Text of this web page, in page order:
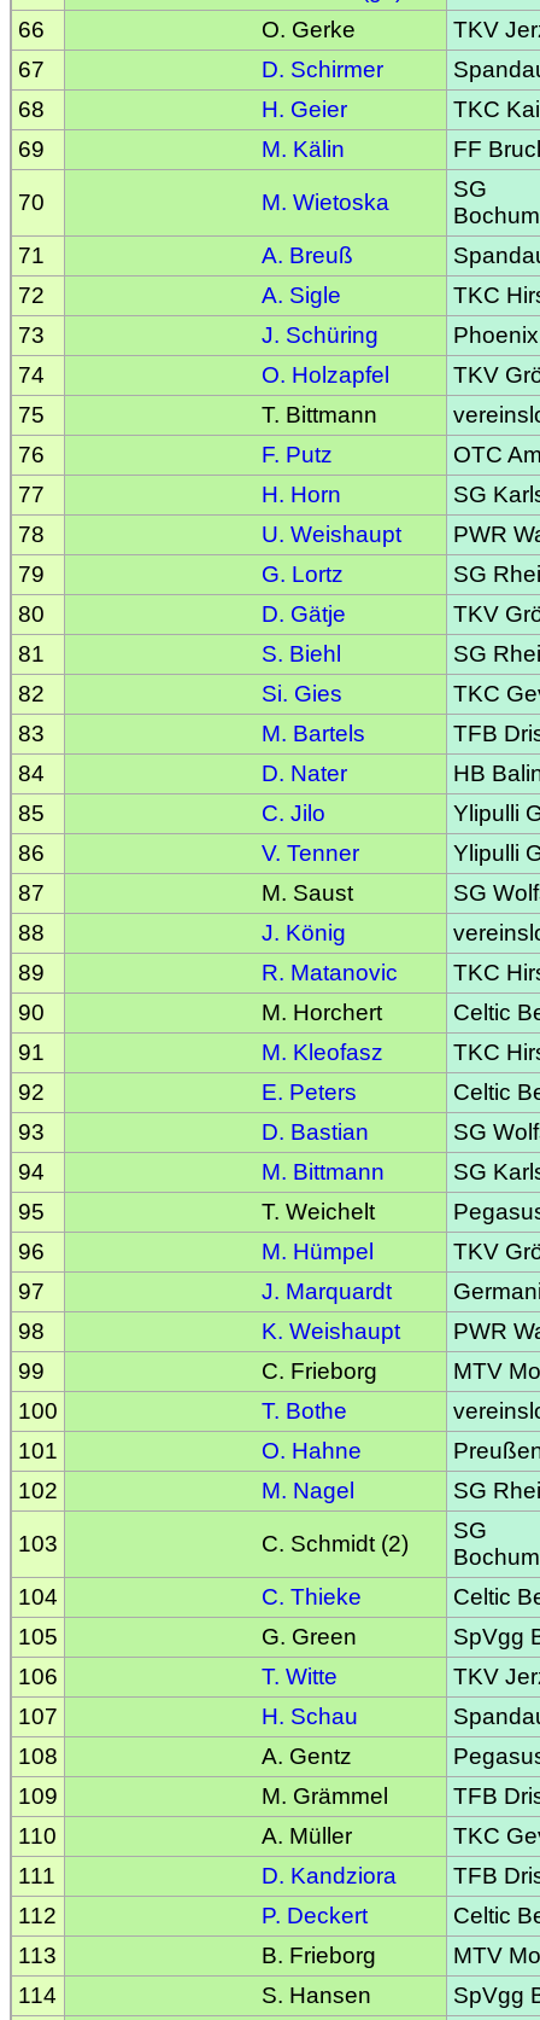
66
O. Gerke
TKV
67
D. Schirmer
68
H. Geier
TKC
69
M. Kälin FF
70 M. Wietoska
SG
71
A. Breuß
72
A. Sigle
TKC
73
J. Schüring
74
O. Holzapfel
TKV
75
T. Bittmann
76
F. Putz
OTC
77
H. Horn
SG
78
U. Weishaupt
PWR
79
G. Lortz
SG
80
D. Gätje
TKV
81
S. Biehl
SG
82
Si. Gies
TKC
83
M. Bartels
TFB
84
D. Nater
HB
85
C. Jilo
Ylipulli
86
V. Tenner
Ylipulli
87
M. Saust
SG
88
J. König
89
R. Matanovic
TKC
90
M. Horchert
Celtic
91
M. Kleofasz
TKC
92
E. Peters
Celtic
93
D. Bastian
SG
94
M. Bittmann
SG
95
T. Weichelt
96
M. Hümpel
TKV
97
J. Marquardt
98
K. Weishaupt
PWR
99
C. Frieborg
MTV
100
T. Bothe
101
O. Hahne
102
M. Nagel SG
103 C. Schmidt (2)
SG
104
C. Thieke
Celtic
105
G. Green
SpVgg
106
T. Witte
TKV
107
H. Schau
108
A. Gentz
109
M. Grämmel
TFB
110
A. Müller
TKC
111
D. Kandziora
TFB
112
P. Deckert
Celtic
113
B. Frieborg
MTV
114
S. Hansen
SpVgg